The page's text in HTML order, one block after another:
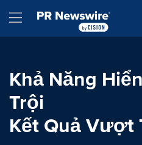
Hamburger menu
Khả Năng
Trội
Kết Quả Vượt